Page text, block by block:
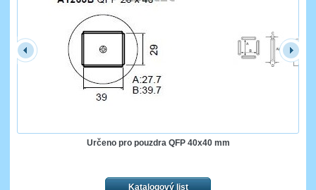
Určeno pro pouzdra QFP 40x40 mm
Katalogový list